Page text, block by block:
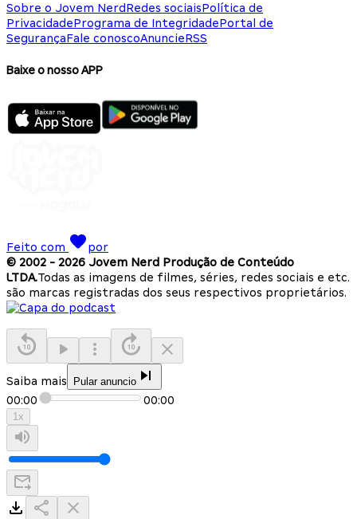
Sobre o Jovem NerdRedes sociaisPolítica de
PrivacidadePrograma de IntegridadePortal de
SegurançaFale conoscoAnuncieRSS
Baixe o nosso APP
Feito com
por
© 2002 - 2026 Jovem Nerd Produção de Conteúdo
LTDA.Todas as imagens de filmes, séries, redes sociais e etc.
são marcas registradas dos seus respectivos proprietários.
Saiba mais Pular anuncio
00:00 00:00
1x